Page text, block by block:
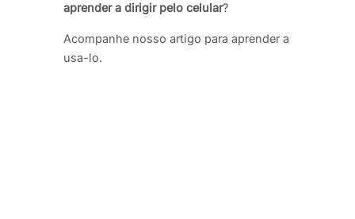
aprender a dirigir pelo celular?
Acompanhe nosso artigo para aprender a
usa-lo.